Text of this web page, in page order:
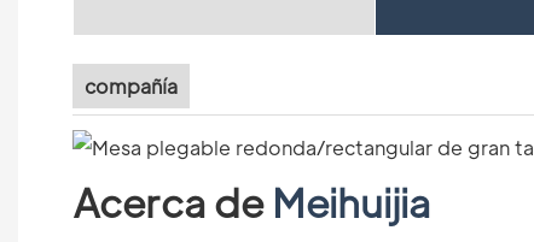
compañía
Acerca de Meihuijia